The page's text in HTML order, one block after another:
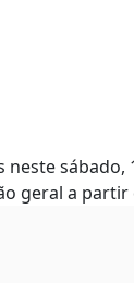
neste sábado,
geral a